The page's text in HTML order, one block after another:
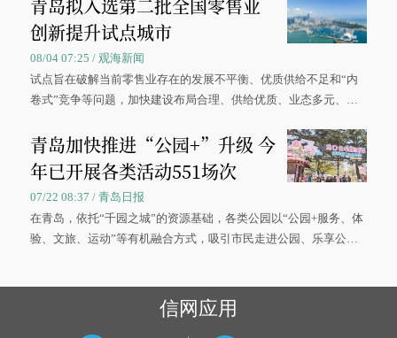
青岛拟入选第二批全国零售业
创新提升试点城市
08/04 07:25 / 观海新闻
试点旨在破解当前零售业存在的发展不平衡、优质供给不足和“内
卷式”竞争等问题，加快建设布局合理、供给优质、业态多元、智
青岛加快推进“公园+”升级 今
年已开展各类活动551场次
07/22 08:37 / 青岛日报
在青岛，依托“千园之城”的资源基础，各类公园以“公园+服务、体
验、文旅、运动”等有机融合方式，吸引市民走进公园、乐享公
信网应用